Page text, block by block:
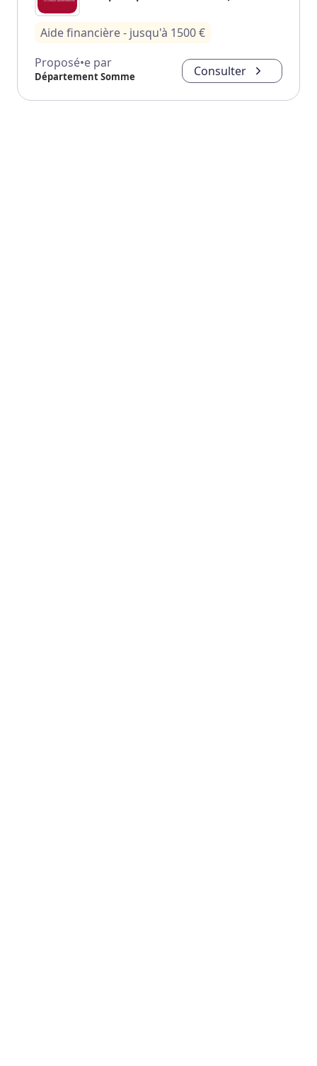
Aide financière- jusqu'à 1500€
Proposé•e par
Département Somme Consulter